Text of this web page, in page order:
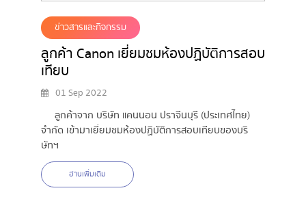
ข่าวสารและกิจกรรม
ลูกค้า Canon เยี่ยมชมห้องปฏิบัติการสอบ
เทียบ
01 Sep 2022
ลูกค้าจาก บริษัท แคนนอน ปราจีนบุรี (ประเทศไทย)
จำกัด เข้ามาเยี่ยมชมห้องปฏิบัติการสอบเทียบของบริ
ษัทฯ
อ่านเพิ่มเติม